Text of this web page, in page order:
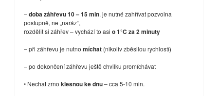
–doba záhřevu 10 – 15 min. je nutné zahřívat pozvolna
postupně, ne „naráz“,
rozdělit si záhřev – vychází to asi o 1°C za 2 minuty
– při záhřevu je nutno míchat (nikoliv zběsilou rychlostí)
– po dokončení záhřevu ještě chvilku promíchávat
• Nechat zrno klesnou ke dnu– cca 5-10 min.